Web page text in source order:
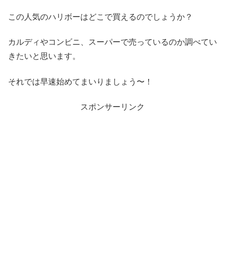
この人気のハリボーはどこで買えるのでしょうか？
カルディやコンビニ、スーパーで売っているのか調べてい
きたいと思います。
それでは早速始めてまいりましょう〜！
スポンサーリンク